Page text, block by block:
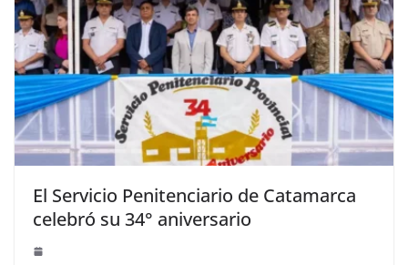
El Servicio Penitenciario de Catamarca
celebró su 34° aniversario